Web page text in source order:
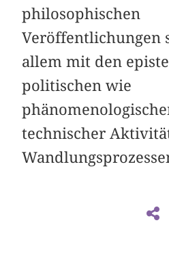
philosophischen
Veröffentlichungen
allem mit den
politischen wie
technischer